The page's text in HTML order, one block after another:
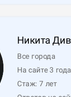
Никита
Все города
На сайте 3 года
Стаж:7 лет